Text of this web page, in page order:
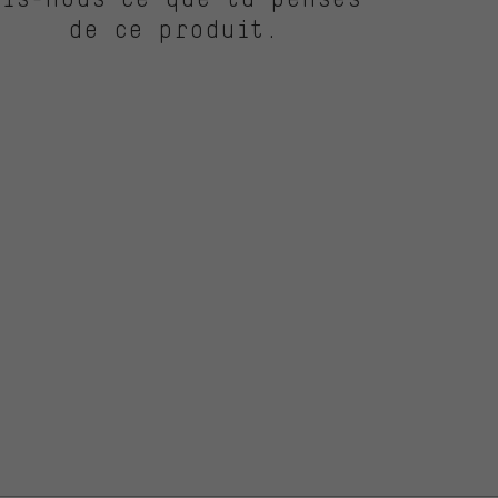
de ce produit.